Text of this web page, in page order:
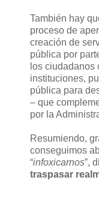
También hay
proceso de
creación de
pública por
los ciudadanos
instituciones,
pública para
– que
por la
Resumiendo,
conseguimos
“infoxicarnos”,
traspasar